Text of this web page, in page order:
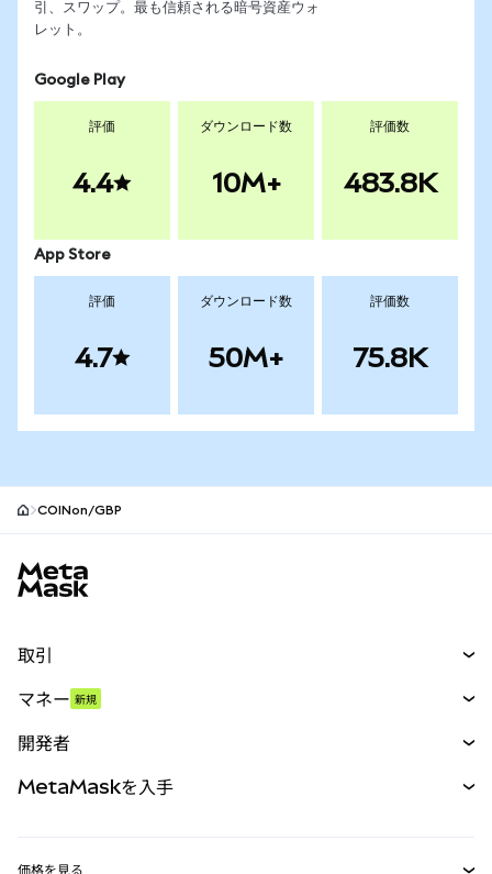
引、スワップ。最も信頼される暗号資産ウォ
レット。
Google Play
評価
4.4
ダウンロード数
10M+
評価数
483.8K
App Store
評価
4.7
ダウンロード数
50M+
評価数
75.8K
COINon/GBP
取引
パーペチュアル
RWA
マネー 新規
開発者
MetaMaskを入手
価格を見る